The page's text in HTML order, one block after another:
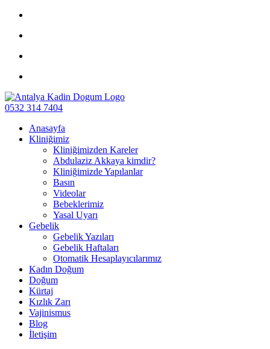
0532 314 7404
Anasayfa
Kliniğimiz
Kliniğimizden Kareler
Abdulaziz Akkaya kimdir?
Kliniğimizde Yapılanlar
Basın
Videolar
Bebeklerimiz
Yasal Uyarı
Gebelik
Gebelik Yazıları
Gebelik Haftaları
Otomatik Hesaplayıcılarımız
Kadın Doğum
Doğum
Kürtaj
Kızlık Zarı
Vajinismus
Blog
İletişim